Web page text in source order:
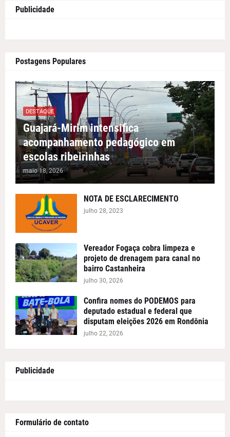
Publicidade
Postagens Populares
DESTAQUE
Guajará-Mirim intensifica
acompanhamento pedagógico em
escolas ribeirinhas
maio 18, 2026
NOTA DE ESCLARECIMENTO
julho 28, 2023
Vereador Fogaça cobra limpeza e
projeto de drenagem para canal no
bairro Castanheira
julho 30, 2026
Confira nomes do PODEMOS para
deputado estadual e federal que
disputam eleições 2026 em Rondônia
julho 22, 2026
Publicidade
Formulário de contato